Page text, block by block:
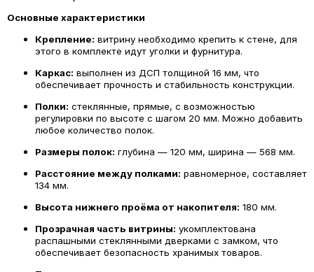
Основные характеристики
Крепление: витрину необходимо крепить к стене, для
этого в комплекте идут уголки и фурнитура.
Каркас: выполнен из ДСП толщиной 16 мм, что
обеспечивает прочность и стабильность конструкции.
Полки: стеклянные, прямые, с возможностью
регулировки по высоте с шагом 20 мм. Можно добавить
любое количество полок.
Размеры полок: глубина — 120 мм, ширина — 568 мм.
Расстояние между полками: равномерное, составляет
134 мм.
Высота нижнего проёма от накопителя: 180 мм.
Прозрачная часть витрины: укомплектована
распашными стеклянными дверками с замком, что
обеспечивает безопасность хранимых товаров.